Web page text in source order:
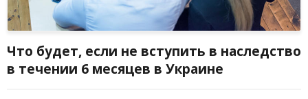
Что будет, если не вступить в наследство
в течении 6 месяцев в Украине